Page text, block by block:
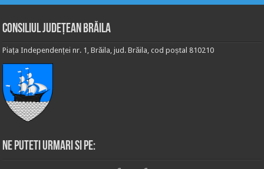
Consiliul Județean Brăila
Piața Independenței nr. 1, Brăila, jud. Brăila, cod poștal 810210
Ne puteti urmari si pe: